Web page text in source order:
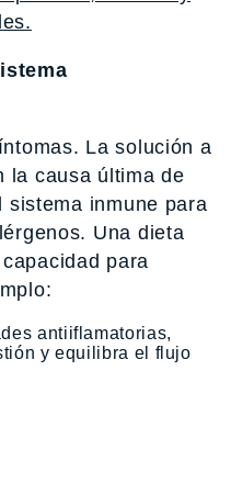
La solución a
la causa última de
sistema inmune para
Una dieta
para
antiiflamatorias,
y equilibra el flujo